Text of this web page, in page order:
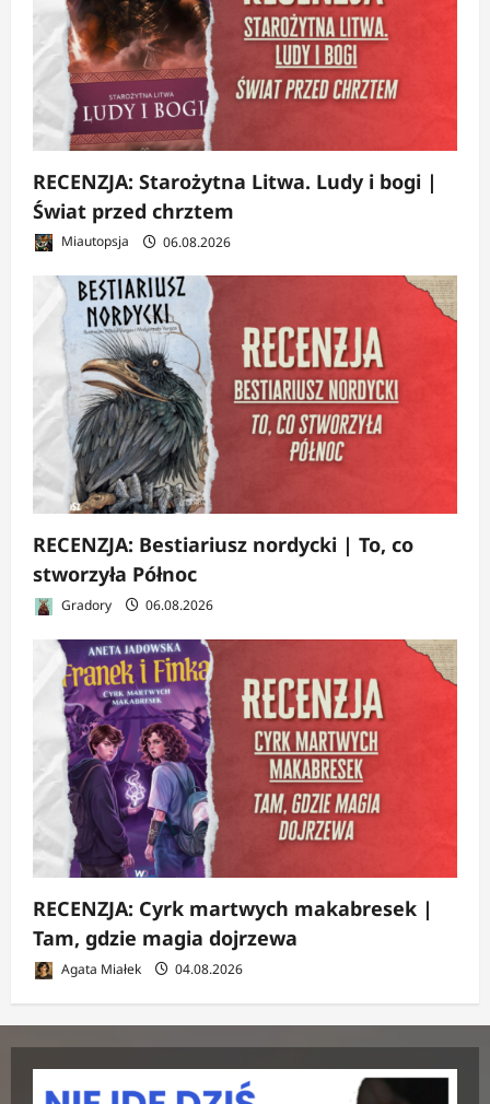
RECENZJA: Starożytna Litwa. Ludy i bogi |
Świat przed chrztem
Miautopsja 06.08.2026
RECENZJA: Bestiariusz nordycki | To, co
stworzyła Północ
Gradory 06.08.2026
RECENZJA: Cyrk martwych makabresek |
Tam, gdzie magia dojrzewa
Agata Miałek 04.08.2026